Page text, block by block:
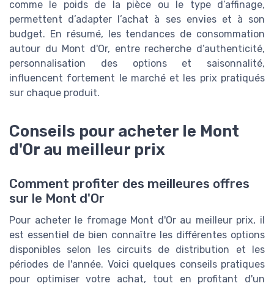
comme le poids de la pièce ou le type d’affinage,
permettent d’adapter l’achat à ses envies et à son
budget. En résumé, les tendances de consommation
autour du Mont d'Or, entre recherche d’authenticité,
personnalisation des options et saisonnalité,
influencent fortement le marché et les prix pratiqués
sur chaque produit.
Conseils pour acheter le Mont
d'Or au meilleur prix
Comment profiter des meilleures offres
sur le Mont d'Or
Pour acheter le fromage Mont d'Or au meilleur prix, il
est essentiel de bien connaître les différentes options
disponibles selon les circuits de distribution et les
périodes de l'année. Voici quelques conseils pratiques
pour optimiser votre achat, tout en profitant d'un